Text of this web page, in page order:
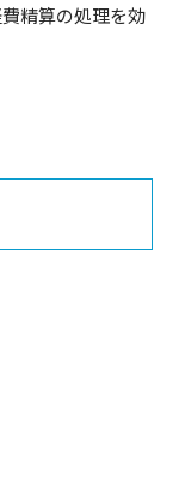
精算の処理を効